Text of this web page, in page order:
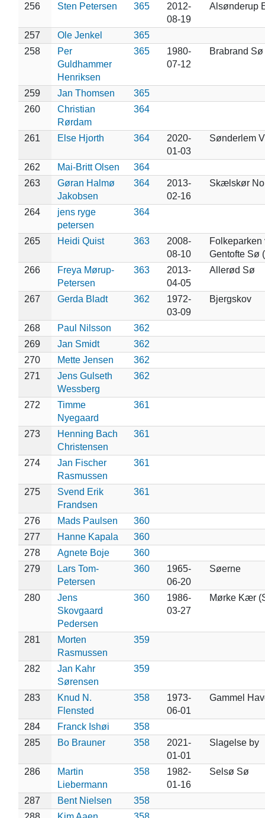
256
Sten Petersen 365
2012-
08-19
Alsønderup
257 Ole Jenkel
365
258
Per
Guldhammer
Henriksen
365
1980-
07-12
Brabrand Sø
259 Jan Thomsen
365
260
Christian
Rørdam
364
261 Else Hjorth 364
2020-
01-03
Sønderlem
262 Mai-Britt Olsen
364
263
Gøran Halmø
Jakobsen
364
2013-
02-16
Skælskør
264
jens ryge
petersen
364
265 Heidi Quist 363
2008-
08-10
Folkeparken
Gentofte Sø
266
Freya Mørup-
Petersen
363
2013-
04-05
Allerød Sø
267 Gerda Bladt 362
1972-
03-09
Bjergskov
268 Paul Nilsson
362
269
Jan Smidt
362
270
Mette Jensen
362
271
Jens Gulseth
Wessberg
362
272
Timme
Nyegaard
361
273
Henning Bach
Christensen
361
274
Jan Fischer
Rasmussen
361
275
Svend Erik
Frandsen
361
276 Mads Paulsen
360
277
Hanne Kapala
360
278
Agnete Boje
360
279
Lars Tom-
Petersen
360
1965-
06-20
Søerne
280
Jens
Skovgaard
Pedersen
360
1986-
03-27
Mørke Kær
281
Morten
Rasmussen
359
282
Jan Kahr
Sørensen
359
283
Knud N.
Flensted
358
1973-
06-01
Gammel
284 Franck Ishøi
358
285
Bo Brauner 358
2021-
01-01
Slagelse by
286
Martin
Liebermann
358
1982-
01-16
Selsø Sø
287 Bent Nielsen
358